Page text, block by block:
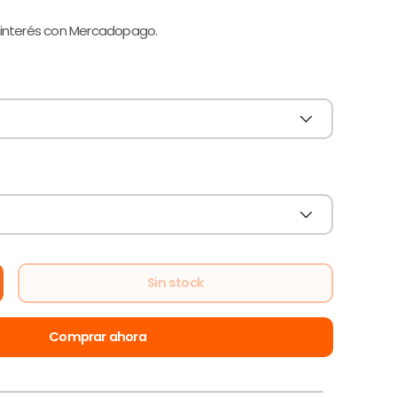
con Mercadopago.
Sin stock
Comprar ahora